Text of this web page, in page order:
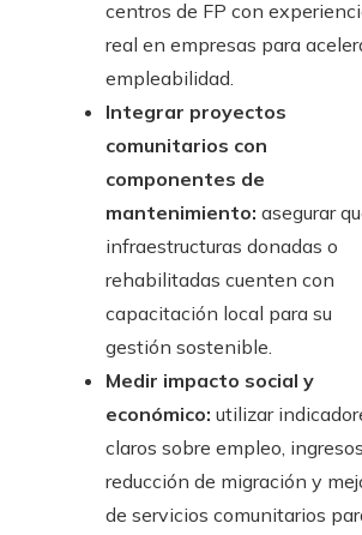
centros de FP con
real en empresas para
empleabilidad.
Integrar proyectos
comunitarios con
componentes de
mantenimiento: asegurar
infraestructuras donadas o
rehabilitadas cuenten con
capacitación local para su
gestión sostenible.
Medir impacto social y
económico: utilizar
claros sobre empleo,
reducción de migración y
de servicios comunitarios